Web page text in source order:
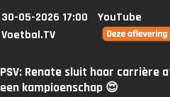
30-05-2026 17:00
YouTube
Voetbal.TV
PSV: Renate sluit haar carrière
een kampioenschap 😍